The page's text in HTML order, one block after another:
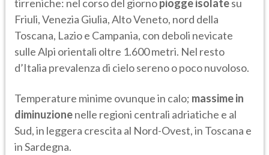
tirreniche: nel corso del giornopiogge isolatesu
Friuli, Venezia Giulia, Alto Veneto, nord della
Toscana, Lazio e Campania, con deboli nevicate
sulle Alpi orientali oltre 1.600 metri. Nel resto
d’Italia prevalenza di cielo sereno o poco nuvoloso.
Temperature minime ovunque in calo; massime in
diminuzionenelle regioni centrali adriatiche e al
Sud, in leggera crescita al Nord-Ovest, in Toscana e
in Sardegna.